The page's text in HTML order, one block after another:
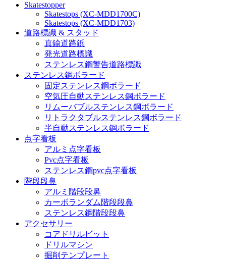
Skatestopper
Skatestops (XC-MDD1700C)
Skatestops (XC-MDD1703)
道路標識 & スタッド
真鍮道路鋲
発光道路標識
ステンレス鋼警告道路標識
ステンレス鋼ボラード
固定ステンレス鋼ボラード
空気圧自動ステンレス鋼ボラード
リムーバブルステンレス鋼ボラード
リトラクタブルステンレス鋼ボラード
半自動ステンレス鋼ボラード
点字看板
アルミ点字看板
Pvc点字看板
ステンレス鋼pvc点字看板
階段段鼻
アルミ階段段鼻
カーボランダム階段段鼻
ステンレス鋼階段段鼻
アクセサリー
コアドリルビット
ドリルマシン
掘削テンプレート